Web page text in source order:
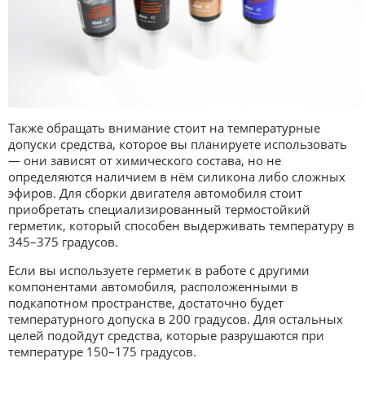
Также обращать внимание стоит на температурные
допуски средства, которое вы планируете использовать
— они зависят от химического состава, но не
определяются наличием в нём силикона либо сложных
эфиров. Для сборки двигателя автомобиля стоит
приобретать специализированный термостойкий
герметик, который способен выдерживать температуру в
345–375 градусов.
Если вы используете герметик в работе с другими
компонентами автомобиля, расположенными в
подкапотном пространстве, достаточно будет
температурного допуска в 200 градусов. Для остальных
целей подойдут средства, которые разрушаются при
температуре 150–175 градусов.